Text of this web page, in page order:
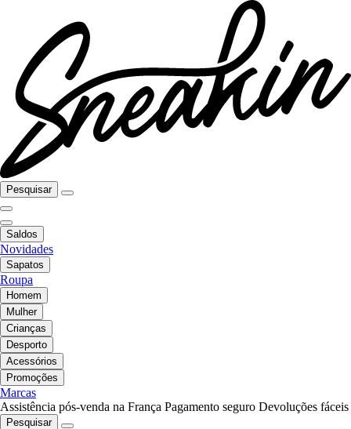
Pesquisar
Saldos
Novidades
Sapatos
Roupa
Homem
Mulher
Crianças
Desporto
Acessórios
Promoções
Marcas
Assistência pós-venda na França Pagamento seguro Devoluções fáceis
Pesquisar